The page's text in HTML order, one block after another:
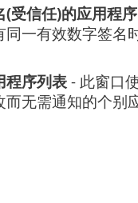
(受信任)的应用程序
同一有效数字签名
程序列表 - 此窗口
无需通知的个别